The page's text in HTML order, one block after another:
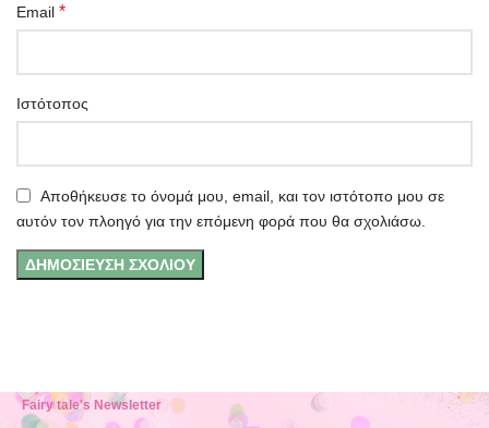
Email *
Ιστότοπος
Αποθήκευσε το όνομά μου, email, και τον ιστότοπο μου σε
αυτόν τον πλοηγό για την επόμενη φορά που θα σχολιάσω.
Fairy tale's Newsletter